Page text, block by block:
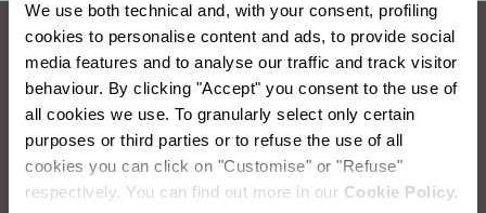
We use both technical and, with your consent, profiling
cookies to personalise content and ads, to provide social
media features and to analyse our traffic and track visitor
behaviour. By clicking "Accept" you consent to the use of
all cookies we use. To granularly select only certain
purposes or third parties or to refuse the use of all
cookies you can click on "Customise" or "Refuse"
respectively. You can find out more in our Cookie Policy.
Comment prendre soin de vos chaussures
Aquazzura.
NETTOYAGE DU SATIN